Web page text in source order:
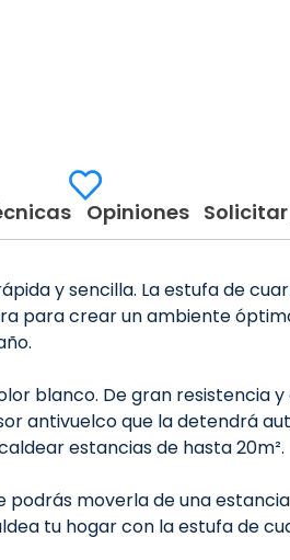
Opiniones
y sencilla. La estufa de
crear un ambiente
blanco. De gran resistencia
antivuelco que la detendrá
estancias de hasta 20m².
moverla de una
tu hogar con la estufa de